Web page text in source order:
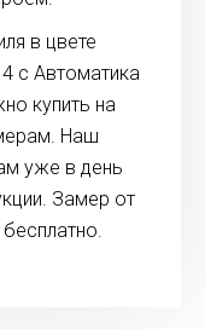
в цвете
с Автоматика
купить на
Наш
уже в день
Замер от